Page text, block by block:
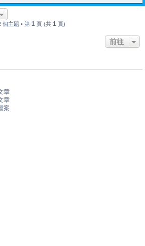
個主題 • 第 1 頁 (共 1 頁)
前往
章
章
案